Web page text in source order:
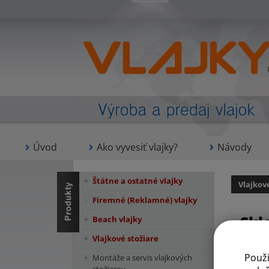
Úvod Ako vyvesiť vlajky? Návody
Štátne a ostatné vlajky
Firemné (Reklamné) vlajky
Beach vlajky
Vlajkové stožiare
Montáže a servis vlajkových